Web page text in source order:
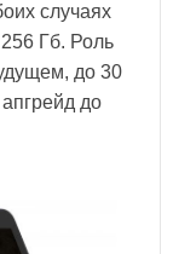
случаях
Гб. Роль
до 30
до